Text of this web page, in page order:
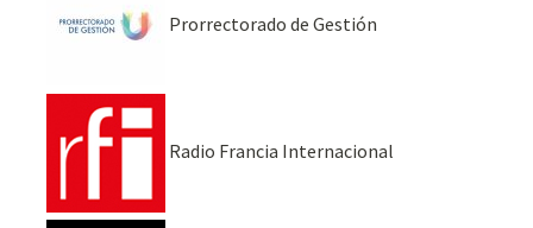
Prorrectorado de Gestión
Radio Francia Internacional